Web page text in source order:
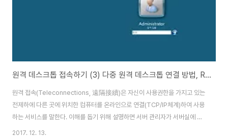
원격 데스크톱 접속하기 (3) 다중 원격 데스크톱 연결 방법, RDCMan 사용법
원격 접속(Teleconnections, 遠隔接續)은 자신이 사용권한을 가지고 있는
전제하에 다른 곳에 위치한 컴퓨터를 온라인으로 연결(TCP/IP체계)하여 사용
하는 서비스를 말한다. 이해를 돕기 위해 설명하면 서버 관리자가 서버실에 있
는 다수의 서버를 서버실이 아닌 사무실 또는 원격지에서 서버를 관리할 수 있
2017. 12. 13.